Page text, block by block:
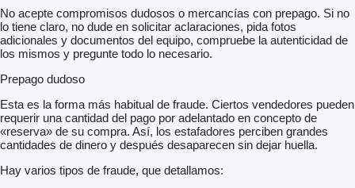
No acepte compromisos dudosos o mercancías con prepago. Si no
lo tiene claro, no dude en solicitar aclaraciones, pida fotos
adicionales y documentos del equipo, compruebe la autenticidad de
los mismos y pregunte todo lo necesario.
Prepago dudoso
Esta es la forma más habitual de fraude. Ciertos vendedores pueden
requerir una cantidad del pago por adelantado en concepto de
«reserva» de su compra. Así, los estafadores perciben grandes
cantidades de dinero y después desaparecen sin dejar huella.
Hay varios tipos de fraude, que detallamos: